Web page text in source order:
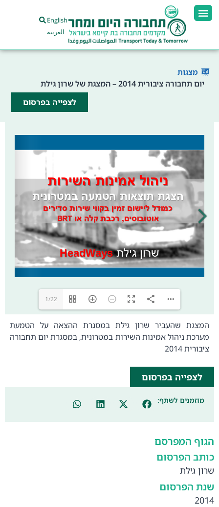
English
العربية
מצגות
יום תחבורה ציבורית 2014 – המצגת של שרון גילת
לצפייה בפרסום
1/22
המצגת שהעביר שרון גילת במסגרת ההצאה על הטמעת
מערכת ניהול אמינות השירות במטרונית, במסגרת יום תחבורה
ציבורית 2014
לצפייה בפרסום
מוזמנים לשתף:
הגוף המפרסם
כותב הפרסום
שרון גילת
שנת הפרסום
2014